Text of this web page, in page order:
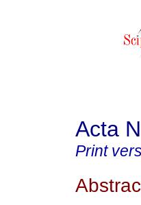
Acta
Print